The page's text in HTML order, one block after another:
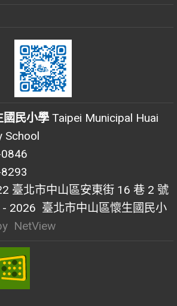
國民小學 Taipei Municipal Huai
School
臺北市中山區安東街 16 巷 2 號
2026 臺北市中山區懷生國民小
NetView